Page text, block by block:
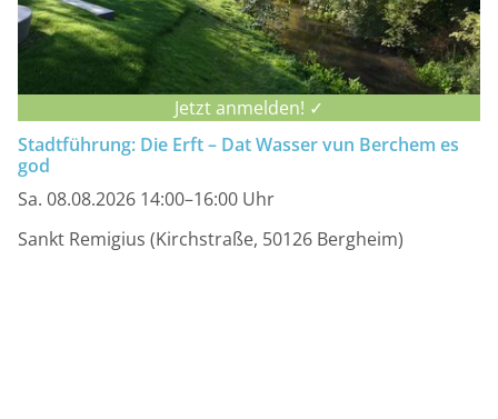
Jetzt anmelden! ✓
Stadtführung: Die Erft – Dat Wasser vun Berchem es
god
Sa. 08.08.2026 14:00–16:00 Uhr
Sankt Remigius (Kirchstraße, 50126 Bergheim)